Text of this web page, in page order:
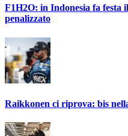
F1H2O: in Indonesia fa festa
penalizzato
Raikkonen ci riprova: bis